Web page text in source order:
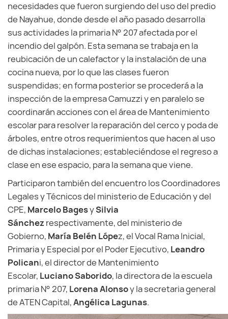
necesidades que fueron surgiendo del uso del predio
de Nayahue, donde desde el año pasado desarrolla
sus actividades la primaria N° 207 afectada por el
incendio del galpón. Esta semana se trabaja en la
reubicación de un calefactor y la instalación de una
cocina nueva, por lo que las clases fueron
suspendidas; en forma posterior se procederá a la
inspección de la empresa Camuzzi y en paralelo se
coordinarán acciones con el área de Mantenimiento
escolar para resolver la reparación del cerco y poda de
árboles, entre otros requerimientos que hacen al uso
de dichas instalaciones; estableciéndose el regreso a
clase en ese espacio, para la semana que viene.
Participaron también del encuentro los Coordinadores
Legales y Técnicos del ministerio de Educación y del
CPE, Marcelo BagesySilvia
Sánchezrespectivamente, del ministerio de
Gobierno, María Belén López, el Vocal Rama Inicial,
Primaria y Especial por el Poder Ejecutivo, Leandro
Policani, el director de Mantenimiento
Escolar, Luciano Saborido, la directora de la escuela
primaria N° 207, Lorena Alonsoy la secretaria general
de ATEN Capital,Angélica Lagunas.